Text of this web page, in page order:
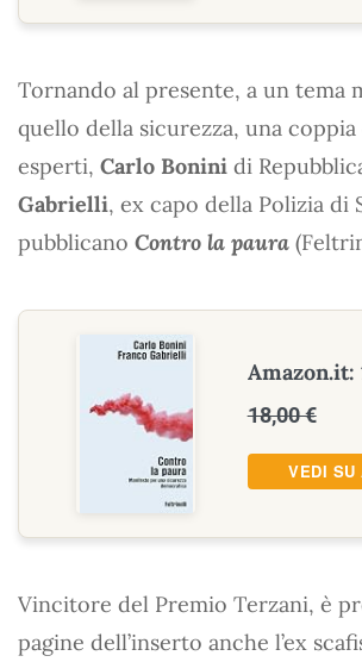
Tornando al presente, a un tema
quello della sicurezza, una
esperti, Carlo Bonini di
Gabrielli, ex capo della Polizia di
pubblicano Contro la paura
Amazon.it:
18,00 €
VEDI SU
Vincitore del Premio Terzani, è
pagine dell’inserto anche l’ex